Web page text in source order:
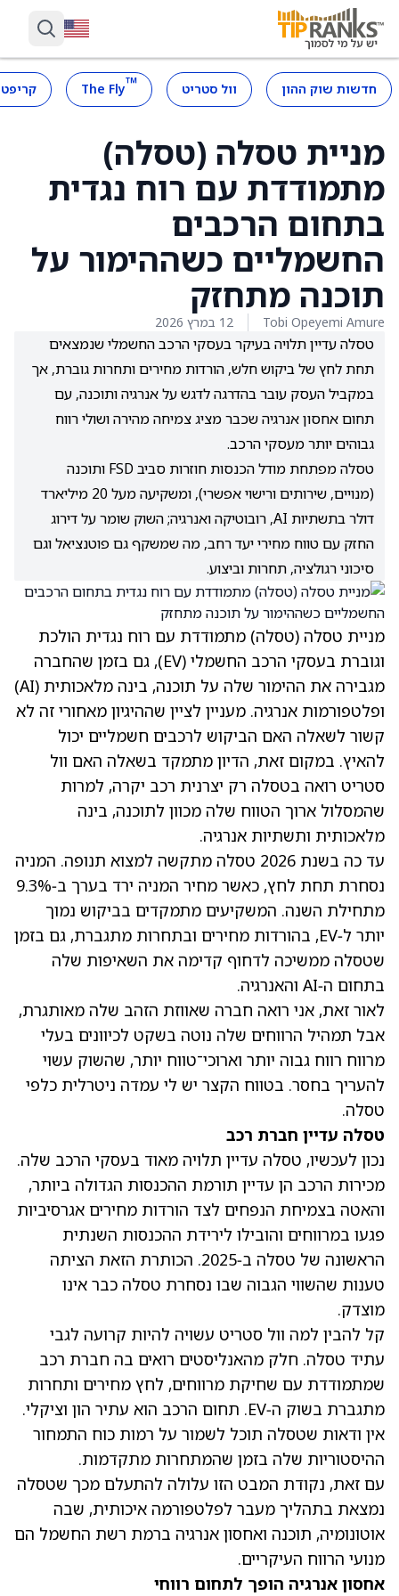
חדשות שוק ההון וול סטריט ™
The Fly
מניית טסלה (טסלה)
מתמודדת עם רוח נגדית
בתחום הרכבים
החשמליים כשההימור על
תוכנה מתחזק
Tobi Opeyemi Amure 12 במרץ 2026
טסלה עדיין תלויה בעיקר בעסקי הרכב החשמלי שנמצאים
תחת לחץ של ביקוש חלש, הורדות מחירים ותחרות גוברת, אך
במקביל העסק עובר בהדרגה לדגש על אנרגיה ותוכנה, עם
תחום אחסון אנרגיה שכבר מציג צמיחה מהירה ושולי רווח
גבוהים יותר מעסקי הרכב.
טסלה מפתחת מודל הכנסות חוזרות סביב FSD ותוכנה
(מנויים, שירותים ורישוי אפשרי), ומשקיעה מעל 20 מיליארד
דולר בתשתיות AI, רובוטיקה ואנרגיה; השוק שומר על דירוג
החזק עם טווח מחירי יעד רחב, מה שמשקף גם פוטנציאל וגם
סיכוני רגולציה, תחרות וביצוע.
מניית טסלה (טסלה) מתמודדת עם רוח נגדית הולכת
וגוברת בעסקי הרכב החשמלי (EV), גם בזמן שהחברה
מגבירה את ההימור שלה על תוכנה, בינה מלאכותית (AI)
ופלטפורמות אנרגיה. מעניין לציין שההיגיון מאחורי זה לא
קשור לשאלה האם הביקוש לרכבים חשמליים יכול
להאיץ. במקום זאת, הדיון מתמקד בשאלה האם וול
סטריט רואה בטסלה רק יצרנית רכב יקרה, למרות
שהמסלול ארוך הטווח שלה מכוון לתוכנה, בינה
מלאכותית ותשתיות אנרגיה.
עד כה בשנת 2026 טסלה מתקשה למצוא תנופה. המניה
נסחרת תחת לחץ, כאשר מחיר המניה ירד בערך ב‑9.3%
מתחילת השנה. המשקיעים מתמקדים בביקוש נמוך
יותר ל‑EV, בהורדות מחירים ובתחרות מתגברת, גם בזמן
שטסלה ממשיכה לדחוף קדימה את השאיפות שלה
בתחום ה‑AI והאנרגיה.
לאור זאת, אני רואה חברה שאווזת הזהב שלה מאותגרת,
אבל תמהיל הרווחים שלה נוטה בשקט לכיוונים בעלי
מרווח רווח גבוה יותר וארוכי־טווח יותר, שהשוק עשוי
להעריך בחסר. בטווח הקצר יש לי עמדה ניטרלית כלפי
טסלה.
טסלה עדיין חברת רכב
נכון לעכשיו, טסלה עדיין תלויה מאוד בעסקי הרכב שלה.
מכירות הרכב הן עדיין תורמת ההכנסות הגדולה ביותר,
והאטה בצמיחת הנפחים לצד הורדות מחירים אגרסיביות
פגעו במרווחים והובילו לירידת ההכנסות השנתית
הראשונה של טסלה ב‑2025. הכותרת הזאת הציתה
טענות שהשווי הגבוה שבו נסחרת טסלה כבר אינו
מוצדק.
קל להבין למה וול סטריט עשויה להיות קרועה לגבי
עתיד טסלה. חלק מהאנליסטים רואים בה חברת רכב
שמתמודדת עם שחיקת מרווחים, לחץ מחירים ותחרות
מתגברת בשוק ה‑EV. תחום הרכב הוא עתיר הון וציקלי.
אין ודאות שטסלה תוכל לשמור על רמות כוח התמחור
ההיסטוריות שלה בזמן שהמתחרות מתקדמות.
עם זאת, נקודת המבט הזו עלולה להתעלם מכך שטסלה
נמצאת בתהליך מעבר לפלטפורמה איכותית, שבה
אוטונומיה, תוכנה ואחסון אנרגיה ברמת רשת החשמל הם
מנועי הרווח העיקריים.
אחסון אנרגיה הופך לתחום רווחי